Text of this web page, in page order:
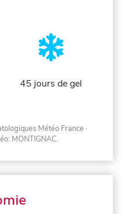
45 jours de gel
Météo France ·
MONTIGNAC.